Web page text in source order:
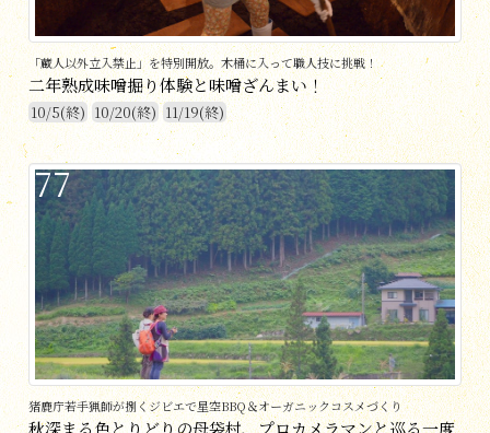
「蔵人以外立入禁止」を特別開放。木桶に入って職人技に挑戦！
二年熟成味噌掘り体験と味噌ざんまい！
10/5(終) 10/20(終) 11/19(終)
77
猪鹿庁若手猟師が捌くジビエで星空BBQ＆オーガニックコスメづくり